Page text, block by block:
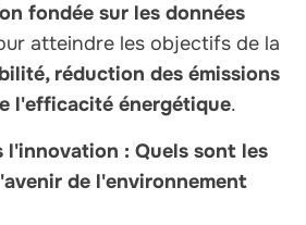
fondée sur les données
atteindre les objectifs de la
réduction des émissions
l'efficacité énergétique.
l'innovation : Quels sont les
de l'environnement